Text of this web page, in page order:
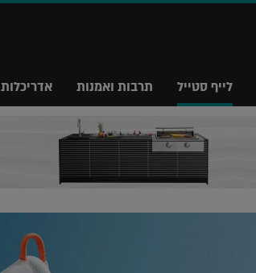
לייף סטייל תרבות ואמנות אדריכלות